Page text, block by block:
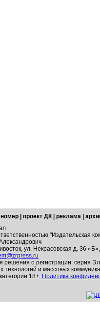
проект ДК реклама
"Издательская
ул. Некрасовская д. 36
решения о регистрации: серия
и массовых
18+. Политика